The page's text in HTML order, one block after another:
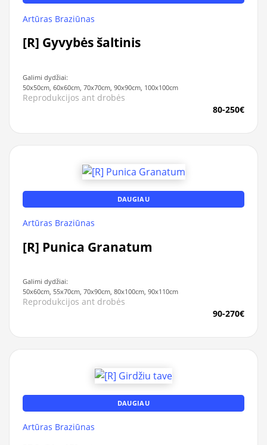
Artūras Braziūnas
[R] Gyvybės šaltinis
Galimi dydžiai:
50x50cm, 60x60cm, 70x70cm, 90x90cm, 100x100cm
Reprodukcijos ant drobės
80-250€
DAUGIAU
Artūras Braziūnas
[R] Punica Granatum
Galimi dydžiai:
50x60cm, 55x70cm, 70x90cm, 80x100cm, 90x110cm
Reprodukcijos ant drobės
90-270€
DAUGIAU
Artūras Braziūnas